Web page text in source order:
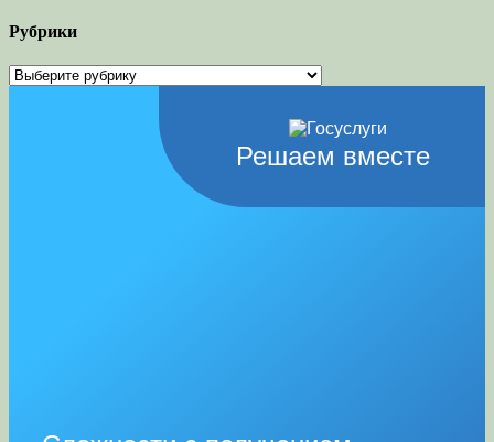
Рубрики
Рубрики
Решаем вместе